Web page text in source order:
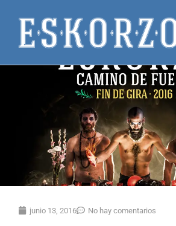
junio 13, 2016 No hay comentarios